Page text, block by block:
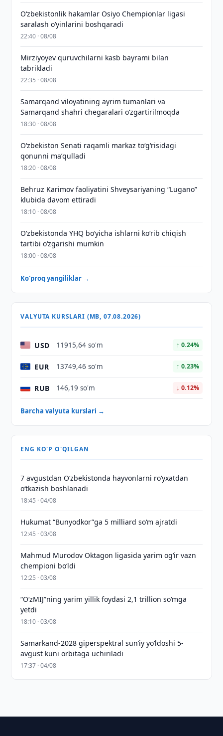
O‘zbekistonlik hakamlar Osiyo Chempionlar ligasi
saralash o‘yinlarini boshqaradi
22:40 · 08/08
Mirziyoyev quruvchilarni kasb bayrami bilan
tabrikladi
22:35 · 08/08
Samarqand viloyatining ayrim tumanlari va
Samarqand shahri chegaralari oʻzgartirilmoqda
18:30 · 08/08
Oʻzbekiston Senati raqamli markaz toʻgʻrisidagi
qonunni maʼqulladi
18:20 · 08/08
Behruz Karimov faoliyatini Shveysariyaning “Lugano”
klubida davom ettiradi
18:10 · 08/08
O‘zbekistonda YHQ bo‘yicha ishlarni ko‘rib chiqish
tartibi o‘zgarishi mumkin
18:00 · 08/08
Ko'proq yangiliklar →
VALYUTA KURSLARI (MB, 07.08.2026)
USD 11915,64 so'm ↑ 0.24%
EUR 13749,46 so'm ↑ 0.23%
RUB 146,19 so'm ↓ 0.12%
Barcha valyuta kurslari →
ENG KO'P O'QILGAN
7 avgustdan O‘zbekistonda hayvonlarni ro‘yxatdan
o‘tkazish boshlanadi
18:45 · 04/08
Hukumat “Bunyodkor”ga 5 milliard so‘m ajratdi
12:45 · 03/08
Mahmud Murodov Oktagon ligasida yarim og‘ir vazn
chempioni bo‘ldi
12:25 · 03/08
“O‘zMIJ”ning yarim yillik foydasi 2,1 trillion so‘mga
yetdi
18:10 · 03/08
Samarkand-2028 giperspektral sun’iy yo‘ldoshi 5-
avgust kuni orbitaga uchiriladi
17:37 · 04/08